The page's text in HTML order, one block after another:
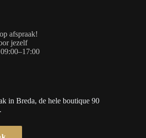
afspraak!
jezelf
in Breda, de hele boutique 90